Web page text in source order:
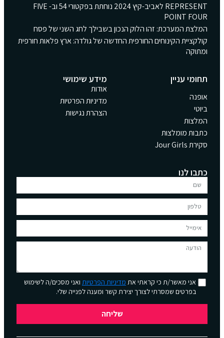
REPRESENT לאביב-קיץ 2024 נוחתת בפקטורי 54 וב- FIVE
POINT FOUR
המלצת המערכת: זהו הלוק הנכון בשבילך לחג השני של פסח
קולקציית הקינוחים החורפית החדשה של גולדה: ארץ פלאות חורפית
ומתוקה
תחומי עניין
אופנה
ביוטי
המלצות
כתבות מומלצות
סקירת Jour Girls
מידע שימושי
אודות
מדיניות הפרטיות
הצהרת נגישות
כתבו לנו
אני מאשר/ת כי קראתי את מדיניות הפרטיותואני מסכים/ה לשימוש
בפרטים שמסרתי לצורך יצירת קשר ומענה לפנייה שלי.
שליחה